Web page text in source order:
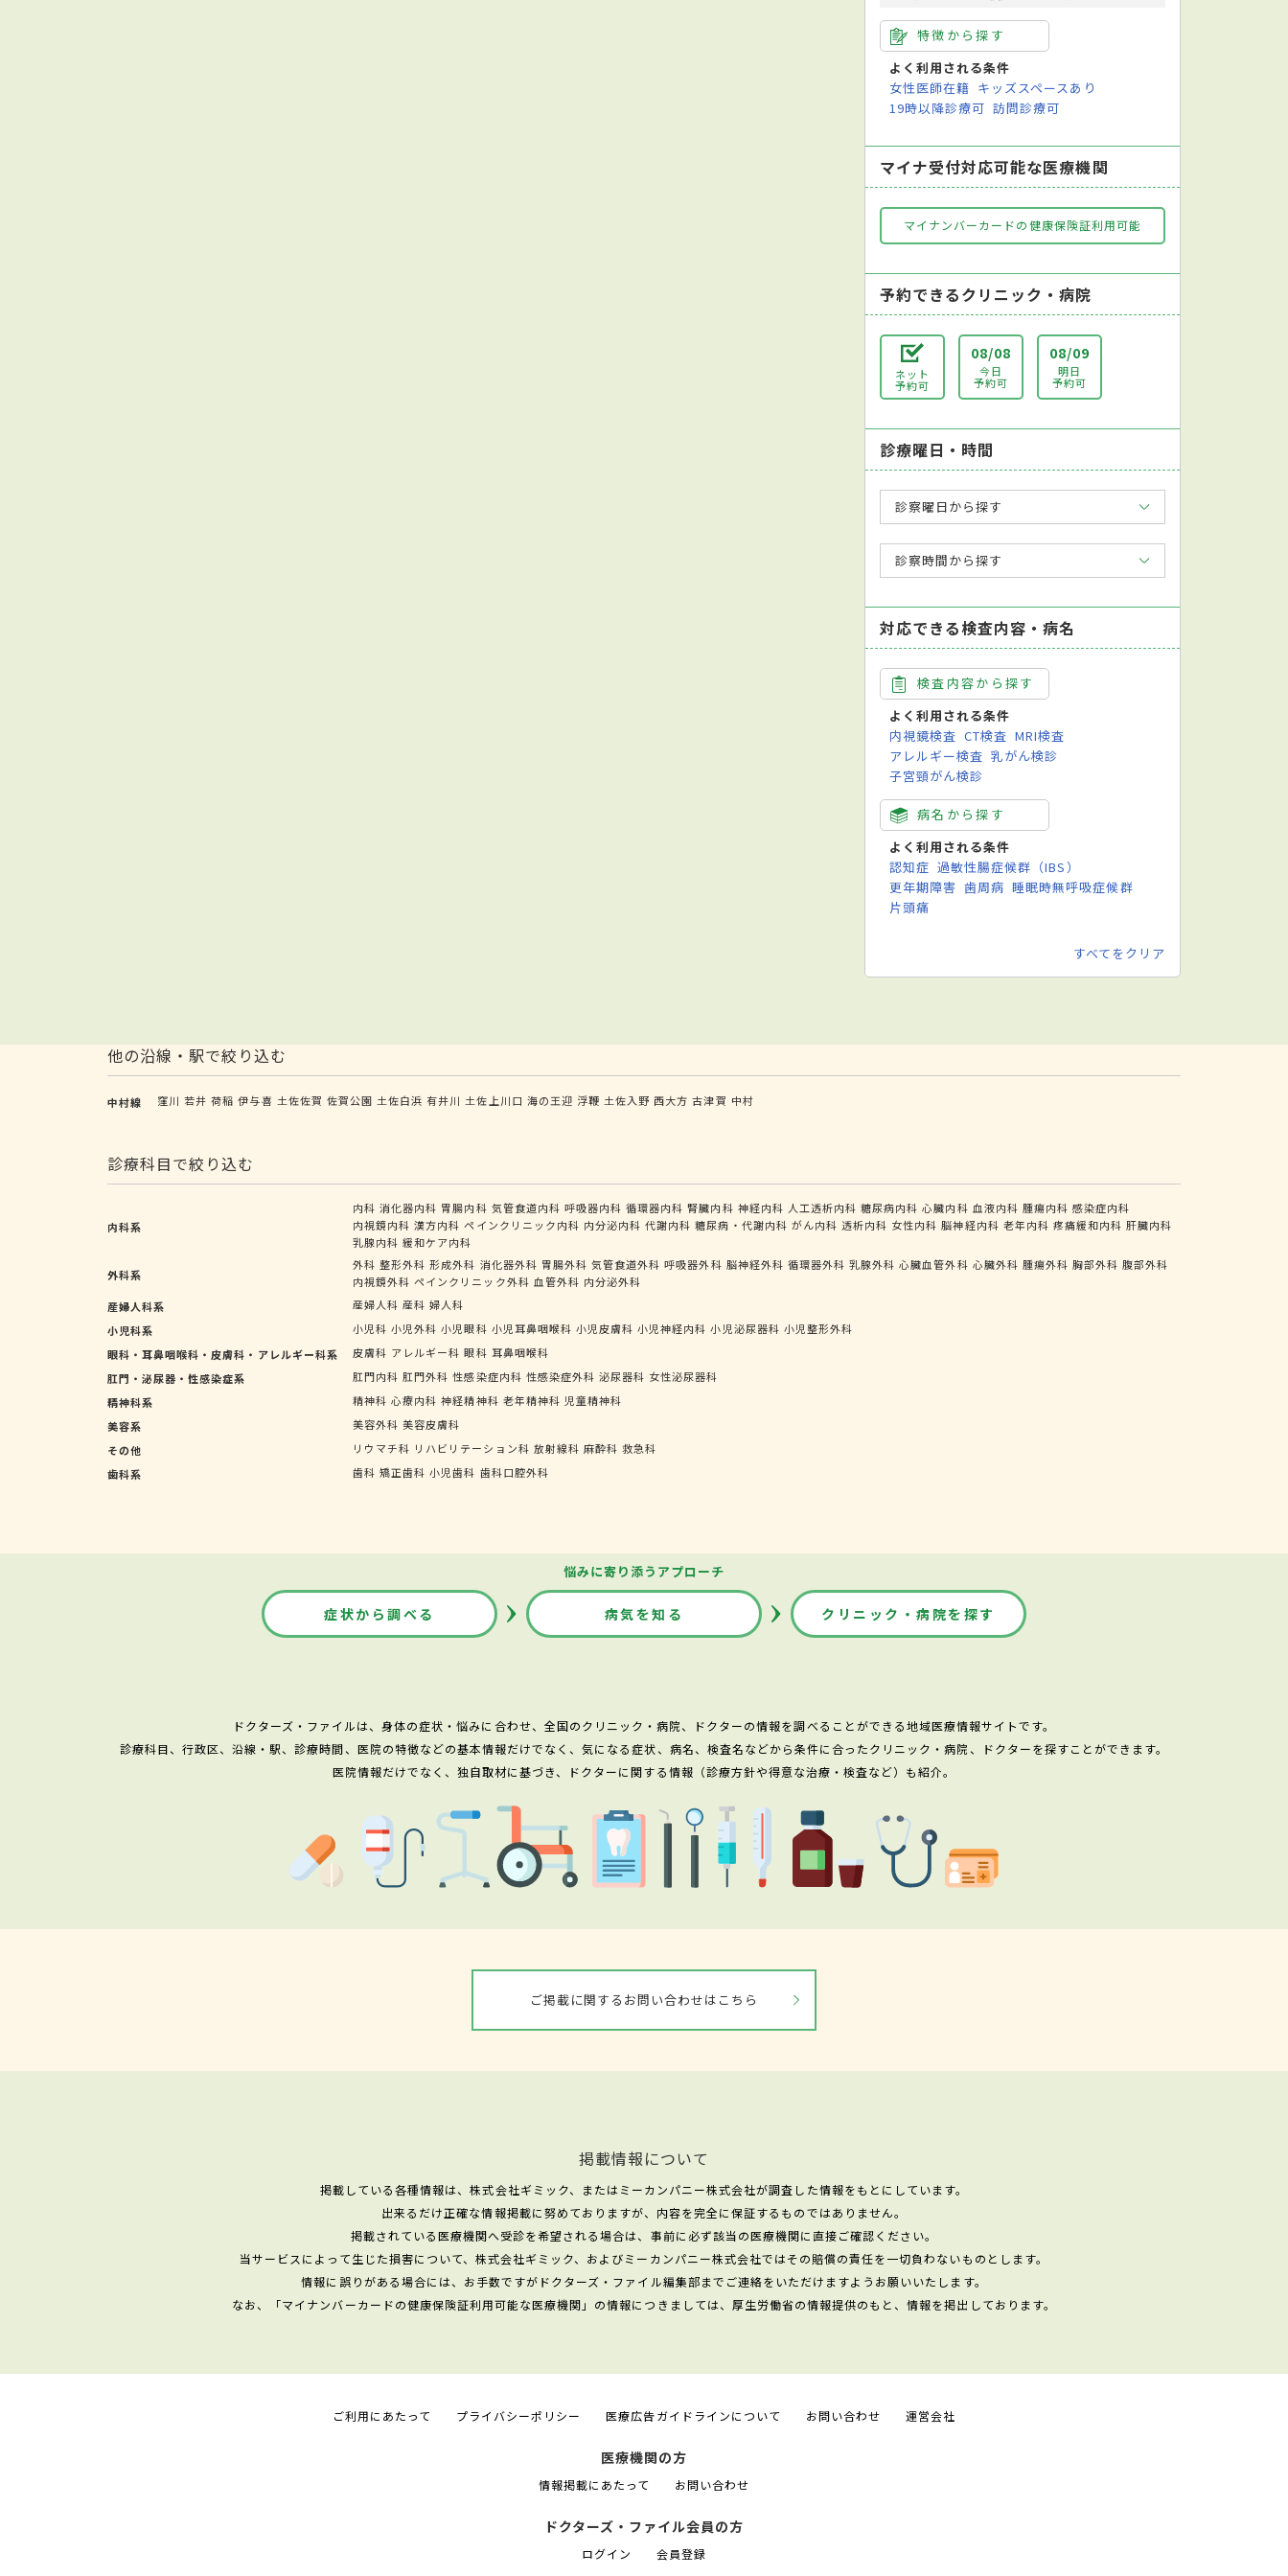
特徴から探す
よく利用される条件
女性医師在籍 キッズスペースあり
19時以降診療可 訪問診療可
マイナ受付対応可能な医療機関
マイナンバーカードの健康保険証利用可能
予約できるクリニック・病院
ネット
予約可
08/08
今日
予約可
08/09
明日
予約可
診療曜日・時間
診察曜日から探す
診察時間から探す
対応できる検査内容・病名
検査内容から探す
よく利用される条件
内視鏡検査 CT検査 MRI検査
アレルギー検査 乳がん検診
子宮頸がん検診
病名から探す
よく利用される条件
認知症 過敏性腸症候群（IBS）
更年期障害 歯周病 睡眠時無呼吸症候群
片頭痛
すべてをクリア
他の沿線・駅で絞り込む
中村線 窪川 若井 荷稲 伊与喜 土佐佐賀 佐賀公園 土佐白浜 有井川 土佐上川口 海の王迎 浮鞭 土佐入野 西大方 古津賀 中村
診療科目で絞り込む
内科系
内科 消化器内科 胃腸内科 気管食道内科 呼吸器内科 循環器内科 腎臓内科 神経内科 人工透析内科 糖尿病内科 心臓内科 血液内科 腫瘍内科 感染症内科
内視鏡内科 漢方内科 ペインクリニック内科 内分泌内科 代謝内科 糖尿病・代謝内科 がん内科 透析内科 女性内科 脳神経内科 老年内科 疼痛緩和内科 肝臓内科
乳腺内科 緩和ケア内科
外科系
外科 整形外科 形成外科 消化器外科 胃腸外科 気管食道外科 呼吸器外科 脳神経外科 循環器外科 乳腺外科 心臓血管外科 心臓外科 腫瘍外科 胸部外科 腹部外科
内視鏡外科 ペインクリニック外科 血管外科 内分泌外科
産婦人科系
産婦人科 産科 婦人科
小児科系
小児科 小児外科 小児眼科 小児耳鼻咽喉科 小児皮膚科 小児神経内科 小児泌尿器科 小児整形外科
眼科・耳鼻咽喉科・皮膚科・アレルギー科系
皮膚科 アレルギー科 眼科 耳鼻咽喉科
肛門・泌尿器・性感染症系
肛門内科 肛門外科 性感染症内科 性感染症外科 泌尿器科 女性泌尿器科
精神科系
精神科 心療内科 神経精神科 老年精神科 児童精神科
美容系
美容外科 美容皮膚科
その他
リウマチ科 リハビリテーション科 放射線科 麻酔科 救急科
歯科系
歯科 矯正歯科 小児歯科 歯科口腔外科
悩みに寄り添うアプローチ
症状から調べる 病気を知る クリニック・病院を探す
ドクターズ・ファイルは、身体の症状・悩みに合わせ、全国のクリニック・病院、ドクターの情報を調べることができる地域医療情報サイトです。
診療科目、行政区、沿線・駅、診療時間、医院の特徴などの基本情報だけでなく、気になる症状、病名、検査名などから条件に合ったクリニック・病院、ドクターを探すことができます。
医院情報だけでなく、独自取材に基づき、ドクターに関する情報（診療方針や得意な治療・検査など）も紹介。
ご掲載に関するお問い合わせはこちら
掲載情報について
掲載している各種情報は、株式会社ギミック、またはミーカンパニー株式会社が調査した情報をもとにしています。
出来るだけ正確な情報掲載に努めておりますが、内容を完全に保証するものではありません。
掲載されている医療機関へ受診を希望される場合は、事前に必ず該当の医療機関に直接ご確認ください。
当サービスによって生じた損害について、株式会社ギミック、およびミーカンパニー株式会社ではその賠償の責任を一切負わないものとします。
情報に誤りがある場合には、お手数ですがドクターズ・ファイル編集部までご連絡をいただけますようお願いいたします。
なお、「マイナンバーカードの健康保険証利用可能な医療機関」の情報につきましては、厚生労働省の情報提供のもと、情報を掲出しております。
ご利用にあたって プライバシーポリシー 医療広告ガイドラインについて お問い合わせ 運営会社
医療機関の方
情報掲載にあたって お問い合わせ
ドクターズ・ファイル会員の方
ログイン 会員登録